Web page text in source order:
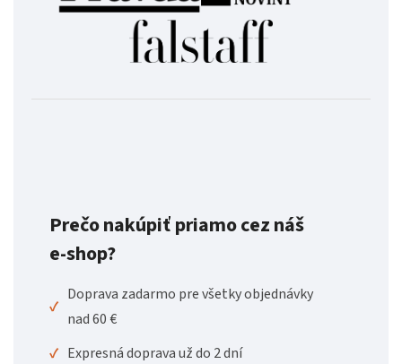
Prečo nakúpiť priamo cez náš
e-shop?
✓
Doprava zadarmo pre všetky objednávky
nad 60 €
✓ Expresná doprava už do 2 dní